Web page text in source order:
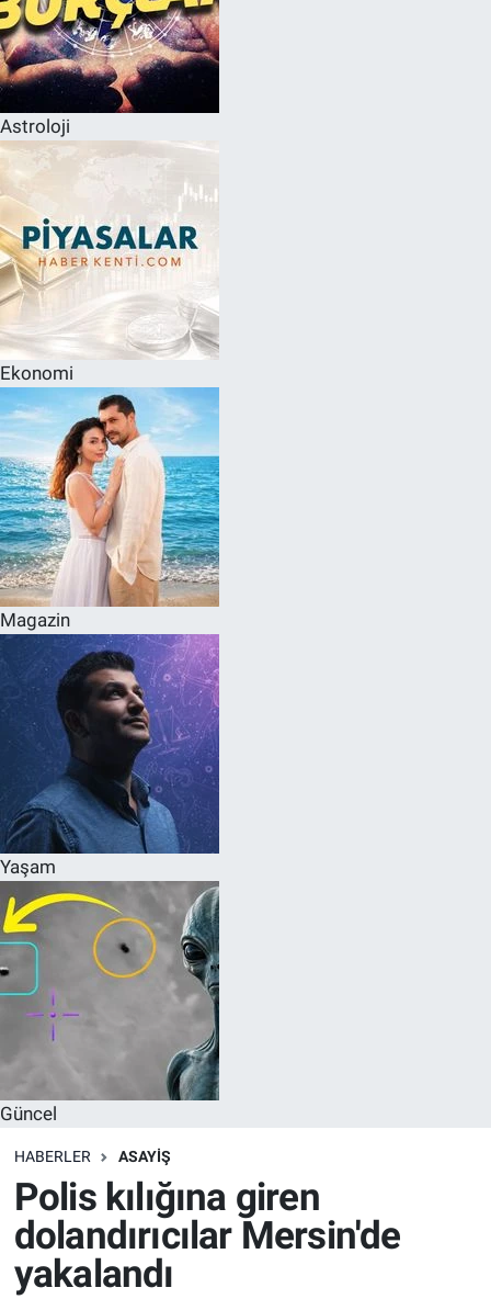
Astroloji
Ekonomi
Magazin
Yaşam
Güncel
HABERLER ASAYIŞ
Polis kılığına giren
dolandırıcılar Mersin'de
yakalandı